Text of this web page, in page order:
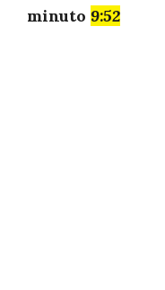
minuto 9:52